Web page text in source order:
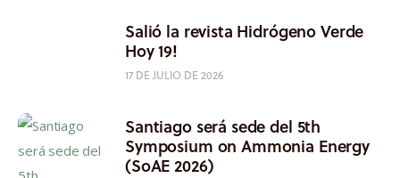
Salió la revista Hidrógeno Verde
Hoy 19!
17 DE JULIO DE 2026
Santiago será sede del 5th
Symposium on Ammonia Energy
(SoAE 2026)